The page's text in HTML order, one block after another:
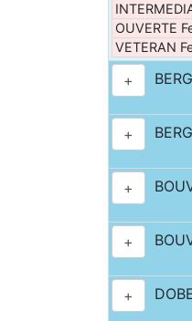
OUVERTE
VETERAN
+
+
+
+
+